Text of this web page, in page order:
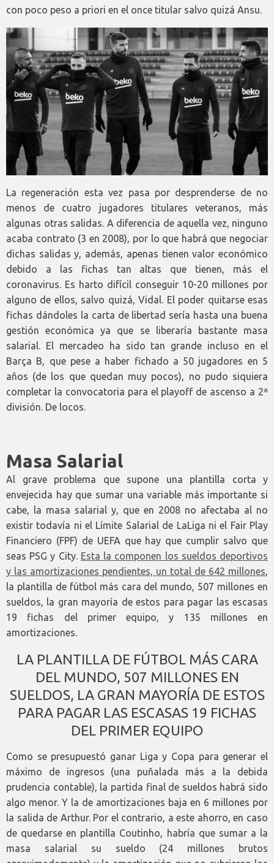
con poco peso a priori en el once titular salvo quizá Ansu.
La regeneración esta vez pasa por desprenderse de no
menos de cuatro jugadores titulares veteranos, más
algunas otras salidas. A diferencia de aquella vez, ninguno
acaba contrato (3 en 2008), por lo que habrá que negociar
dichas salidas y, además, apenas tienen valor económico
debido a las fichas tan altas que tienen, más el
coronavirus. Es harto difícil conseguir 10-20 millones por
alguno de ellos, salvo quizá, Vidal. El poder quitarse esas
fichas dándoles la carta de libertad sería hasta una buena
gestión económica ya que se liberaría bastante masa
salarial. El mercadeo ha sido tan grande incluso en el
Barça B, que pese a haber fichado a 50 jugadores en 5
años (de los que quedan muy pocos), no pudo siquiera
completar la convocatoria para el playoff de ascenso a 2ª
división. De locos.
Masa Salarial
Al grave problema que supone una plantilla corta y
envejecida hay que sumar una variable más importante si
cabe, la masa salarial y, que en 2008 no afectaba al no
existir todavía ni el Límite Salarial de LaLiga ni el Fair Play
Financiero (FPF) de UEFA que hay que cumplir salvo que
seas PSG y City. Esta la componen los sueldos deportivos
y las amortizaciones pendientes, un total de 642 millones,
la plantilla de fútbol más cara del mundo, 507 millones en
sueldos, la gran mayoría de estos para pagar las escasas
19 fichas del primer equipo, y 135 millones en
amortizaciones.
LA PLANTILLA DE FÚTBOL MÁS CARA
DEL MUNDO, 507 MILLONES EN
SUELDOS, LA GRAN MAYORÍA DE ESTOS
PARA PAGAR LAS ESCASAS 19 FICHAS
DEL PRIMER EQUIPO
Como se presupuestó ganar Liga y Copa para generar el
máximo de ingresos (una puñalada más a la debida
prudencia contable), la partida final de sueldos habrá sido
algo menor. Y la de amortizaciones baja en 6 millones por
la salida de Arthur. Por el contrario, a este ahorro, en caso
de quedarse en plantilla Coutinho, habría que sumar a la
masa salarial su sueldo (24 millones brutos